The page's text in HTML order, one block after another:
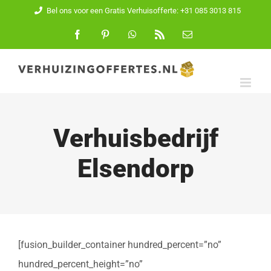
inhoud
Bel ons voor een Gratis Verhuisofferte: +31 085 3013 815
FacebookPinterest WhatsApp
E-
Verhuisbedrijf
Elsendorp
[fusion_builder_container hundred_percent=”no”
hundred_percent_height=”no”